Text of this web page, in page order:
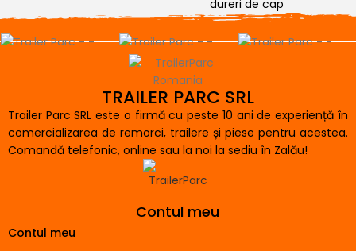
dureri de cap
TRAILER PARC SRL
Trailer Parc SRL este o firmă cu peste 10 ani de experiență în
comercializarea de remorci, trailere și piese pentru acestea.
Comandă telefonic, online sau la noi la sediu în Zalău!
Contul meu
Contul meu